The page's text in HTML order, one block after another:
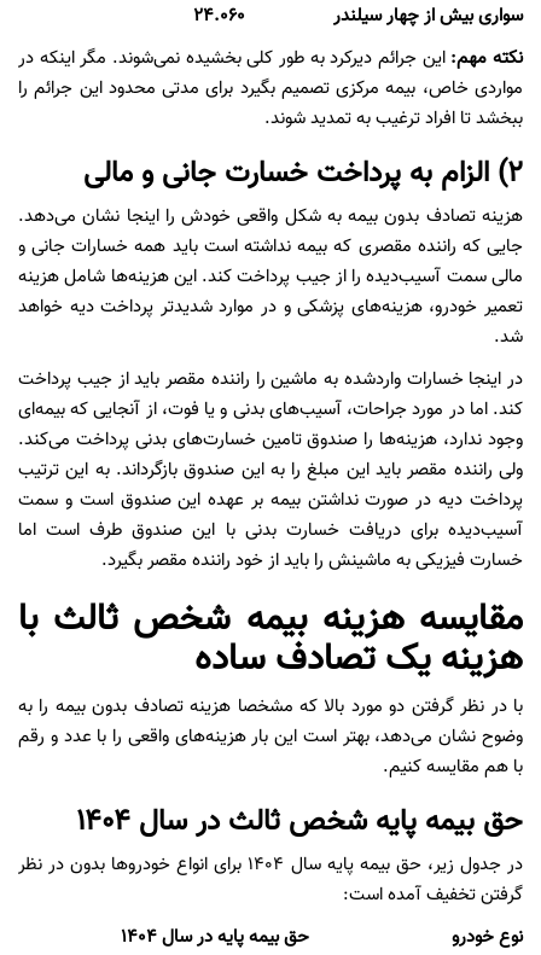
سواری بیش از چهار سیلندر
۲۴.۰۶۰
نکته مهم: این جرائم دیرکرد به طور کلی بخشیده نمی‌شوند. مگر اینکه در
مواردی خاص، بیمه مرکزی تصمیم بگیرد برای مدتی محدود این جرائم را
ببخشد تا افراد ترغیب به تمدید شوند.
۲) الزام به پرداخت خسارت جانی و مالی
هزینه تصادف بدون بیمه به شکل واقعی خودش را اینجا نشان می‌دهد.
جایی که راننده مقصری که بیمه نداشته است باید همه خسارات جانی و
مالی سمت آسیب‌دیده را از جیب پرداخت کند. این هزینه‌ها شامل هزینه
تعمیر خودرو، هزینه‌های پزشکی و در موارد شدیدتر پرداخت دیه خواهد
شد.
در اینجا خسارات واردشده به ماشین را راننده مقصر باید از جیب پرداخت
کند. اما در مورد جراحات، آسیب‌های بدنی و یا فوت، از آنجایی که بیمه‌ای
وجود ندارد، هزینه‌ها را صندوق تامین خسارت‌های بدنی پرداخت می‌کند.
ولی راننده مقصر باید این مبلغ را به این صندوق بازگرداند. به این ترتیب
پرداخت دیه در صورت نداشتن بیمه بر عهده این صندوق است و سمت
آسیب‌دیده برای دریافت خسارت بدنی با این صندوق طرف است اما
خسارت فیزیکی به ماشینش را باید از خود راننده مقصر بگیرد.
مقایسه هزینه بیمه شخص ثالث با
هزینه یک تصادف ساده
با در نظر گرفتن دو مورد بالا که مشخصا هزینه تصادف بدون بیمه را به
وضوح نشان می‌دهد، بهتر است این بار هزینه‌های واقعی را با عدد و رقم
با هم مقایسه کنیم.
حق بیمه پایه شخص ثالث در سال ۱۴۰۴
در جدول زیر، حق بیمه پایه سال ۱۴۰۴ برای انواع خودروها بدون در نظر
گرفتن تخفیف آمده است:
نوع خودرو
حق بیمه پایه در سال ۱۴۰۴